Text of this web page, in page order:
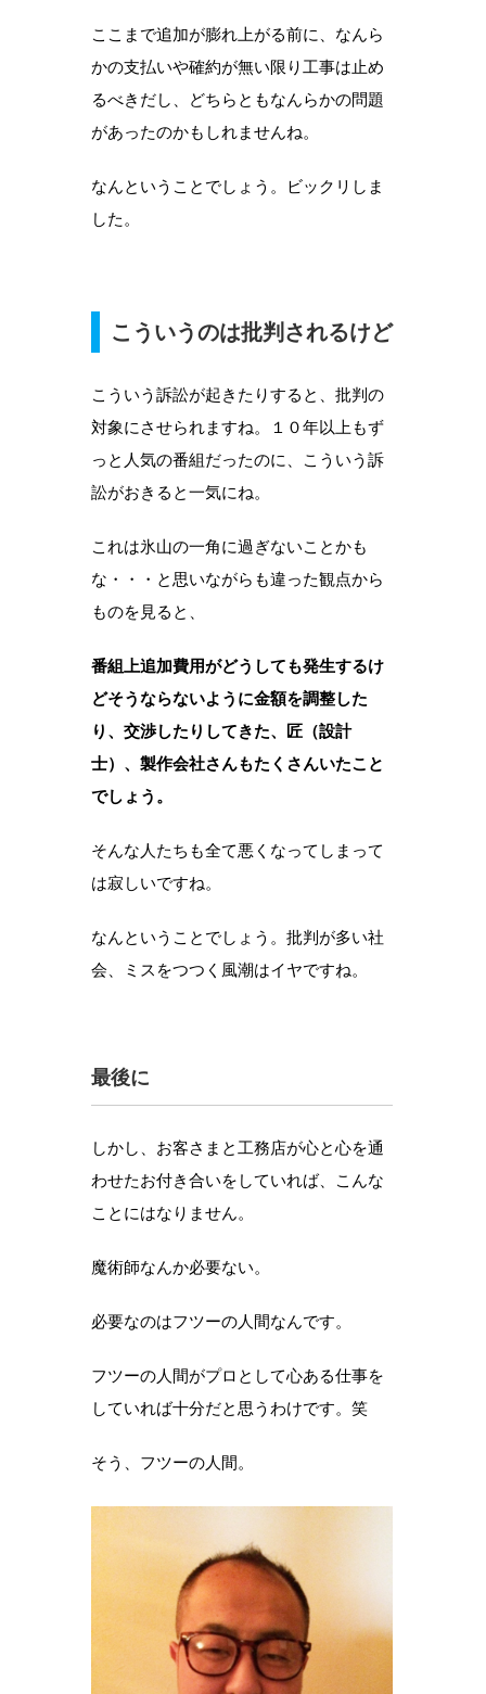
ここまで追加が膨れ上がる前に、なんら
かの支払いや確約が無い限り工事は止め
るべきだし、どちらともなんらかの問題
があったのかもしれませんね。
なんということでしょう。ビックリしま
した。
こういうのは批判されるけど
こういう訴訟が起きたりすると、批判の
対象にさせられますね。１０年以上もず
っと人気の番組だったのに、こういう訴
訟がおきると一気にね。
これは氷山の一角に過ぎないことかも
な・・・と思いながらも違った観点から
ものを見ると、
番組上追加費用がどうしても発生するけ
どそうならないように金額を調整した
り、交渉したりしてきた、匠（設計
士）、製作会社さんもたくさんいたこと
でしょう。
そんな人たちも全て悪くなってしまって
は寂しいですね。
なんということでしょう。批判が多い社
会、ミスをつつく風潮はイヤですね。
最後に
しかし、お客さまと工務店が心と心を通
わせたお付き合いをしていれば、こんな
ことにはなりません。
魔術師なんか必要ない。
必要なのはフツーの人間なんです。
フツーの人間がプロとして心ある仕事を
していれば十分だと思うわけです。笑
そう、フツーの人間。